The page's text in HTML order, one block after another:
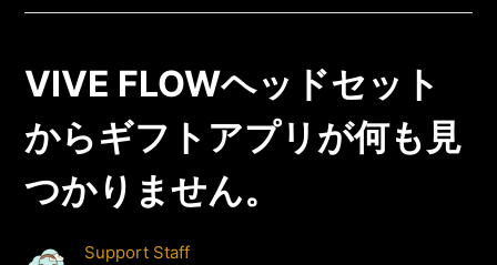
VIVE FLOWヘッドセット
からギフトアプリが何も見
つかりません。
Support Staff